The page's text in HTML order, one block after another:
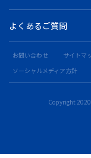
よくあるご質問
お問い合わせ サイトマ
ソーシャルメディア方針
Copyright 2020